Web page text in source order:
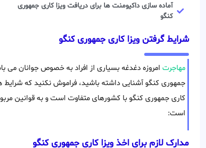
آماده سازی داکیومنت ها برای دریافت ویزا کاری جمهوری
کنگو
شرایط گرفتن ویزا کاری جمهوری کنگو
مهاجرت امروزه دغدغه بسیاری از افراد به خصوص جوانان می
جمهوری کنگو آشنایی داشته باشید، فراموش نکنید که شرایط
کاری جمهوری کنگو با کشورهای متفاوت است و به قوانین
است:
مدارک لازم برای اخذ ویزا کاری جمهوری کنگو